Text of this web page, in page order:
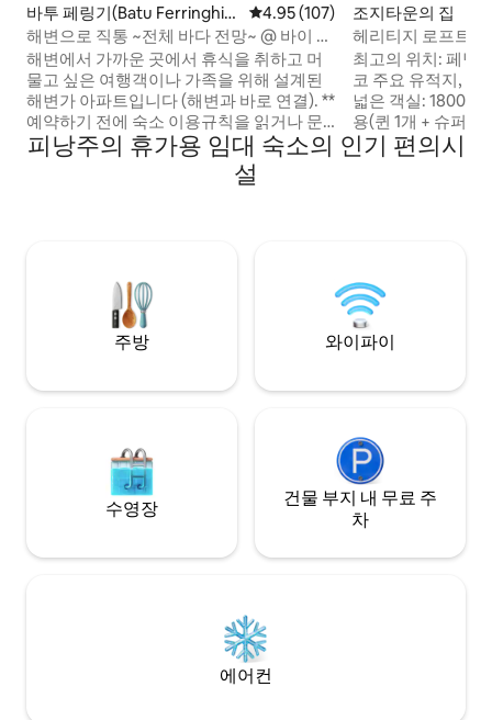
바투 페링기(Batu Ferringhi)
의 아파트
평점 4.95점(5점 만점), 후기 107
4.95 (107)
해변으로 직통 ~전체 바다 전망~ @ 바이 더
씨 B07
해변에서 가까운 곳에서 휴식을 취하고 머
물고 싶은 여행객이나 가족을 위해 설계된
해변가 아파트입니다 (해변과 바로 연결). **
예약하기 전에 숙소 이용규칙을 읽거나 문
의해 주세요. 최대 6명(어린이 포함) * 2km
거리 내에 다양한 레스토랑, 현지 음식점, 스
타벅스, 서브웨이, 세븐일레븐, 저렴한 마사
차로 18분 거리
조지타운의 집
헤리티지 로프트
새롭게 리노베이션
최고의 위치: 페낭
코 주요 유적지, 거
넓은 객실: 1800평
용(퀸 1개 + 슈퍼 싱글 2개). 멋
시 전망을 감상할
간과 파티오. 역사적 매력: 새로 리모델링한
피낭주의 휴가용 임대 숙소의 인기 편의시
설
주방 와이파이
수영장
건물 부지 내 무료 주
차
에어컨